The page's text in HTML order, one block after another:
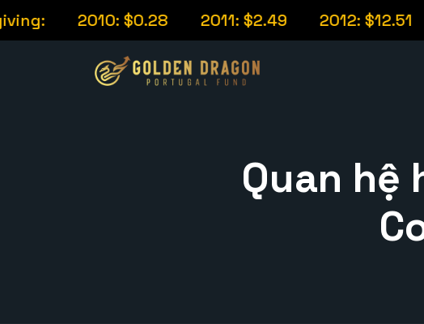
2010: $0.28 2011: $2.49 2012: $12.51
Quan